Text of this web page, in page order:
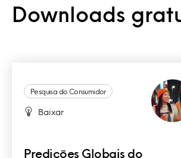
Downloads
Pesquisa do Consumidor
Baixar
Predições Globais do